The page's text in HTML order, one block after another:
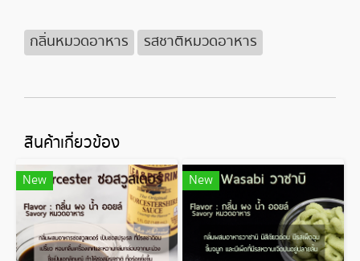
กลิ่นหมวดอาหาร รสชาติหมวดอาหาร
สินค้าเกี่ยวข้อง
New New